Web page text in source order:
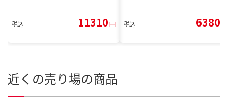
税込 11310円 税込 6380
近くの売り場の商品